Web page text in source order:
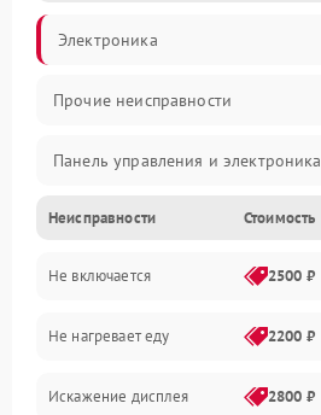
Электроника
Прочие неисправности
Панель управления и электроника
Дверца и корпус
Механика и внутренние элементы
Механические повреждения
Питание и запуск
Неисправности Стоимость
Не включается 2500 ₽
Не нагревает еду 2200 ₽
Искажение дисплея 2800 ₽